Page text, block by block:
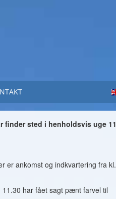
finder sted i henholdsvis uge 11
er ankomst og indkvartering fra kl.
har fået sagt pænt farvel til